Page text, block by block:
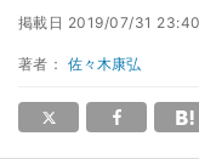
掲載日 2019/07/31 23:40
著者： 佐々木康弘